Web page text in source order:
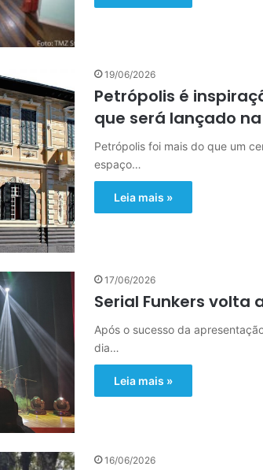
19/06/2026
Petrópolis é
que será lançado
Petrópolis foi mais do que um
espaço…
Leia mais »
17/06/2026
Serial Funkers volta
Após o sucesso da
dia…
Leia mais »
16/06/2026